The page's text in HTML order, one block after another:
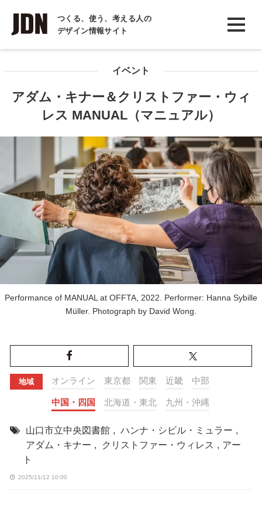
つくる、使う、考える人の
デザイン情報サイト
INTERVIEW
インタビュー
COLUMN
イベント
アダム・キナー＆クリストファー・ウィ
レス MANUAL（マニュアル）
Performance of MANUAL at OFFTA, 2022. Performer: Hanna Sybille
Müller. Photograph by David Wong.
地域 オンライン 東京都 関東 近畿 中部
中国・四国 北海道・東北 九州・沖縄
山口市立中央図書館 , ハンナ・シビル・ミュラー ,
アダム・キナー , クリストファー・ウィレス , アー
ト
2025/11/12 10:00